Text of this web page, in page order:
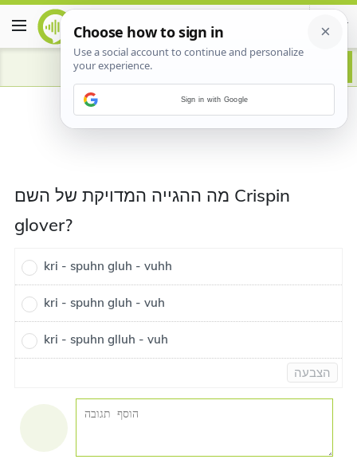
מה ההגייה המדויקת של השם Crispin
glover?
kri - spuhn gluh - vuhh
kri - spuhn gluh - vuh
kri - spuhn glluh - vuh
הצבעה
Sign in with Google